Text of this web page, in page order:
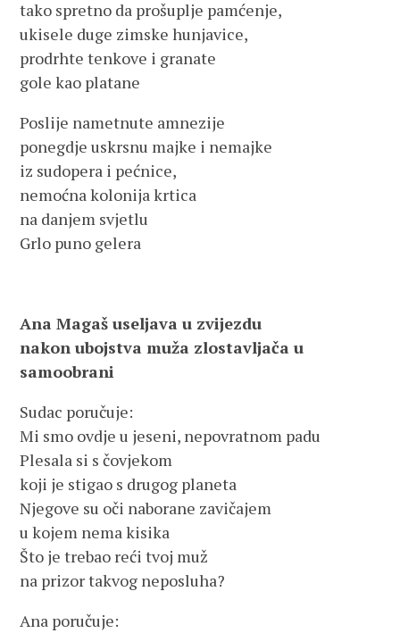
tako spretno da prošuplje pamćenje,
ukisele duge zimske hunjavice,
prodrhte tenkove i granate
gole kao platane
Poslije nametnute amnezije
ponegdje uskrsnu majke i nemajke
iz sudopera i pećnice,
nemoćna kolonija krtica
na danjem svjetlu
Grlo puno gelera
Ana Magaš useljava u zvijezdu
nakon ubojstva muža zlostavljača u
samoobrani
Sudac poručuje:
Mi smo ovdje u jeseni, nepovratnom padu
Plesala si s čovjekom
koji je stigao s drugog planeta
Njegove su oči naborane zavičajem
u kojem nema kisika
Što je trebao reći tvoj muž
na prizor takvog neposluha?
Ana poručuje: